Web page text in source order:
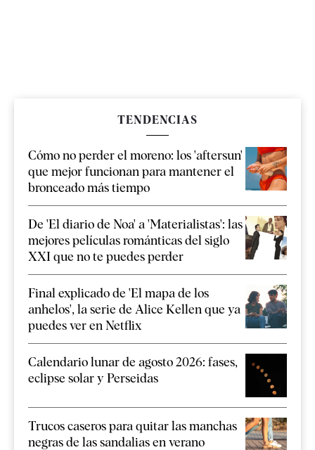
TENDENCIAS
Cómo no perder el moreno: los 'aftersun'
que mejor funcionan para mantener el
bronceado más tiempo
De 'El diario de Noa' a 'Materialistas': las
mejores películas románticas del siglo
XXI que no te puedes perder
Final explicado de 'El mapa de los
anhelos', la serie de Alice Kellen que ya
puedes ver en Netflix
Calendario lunar de agosto 2026: fases,
eclipse solar y Perseidas
Trucos caseros para quitar las manchas
negras de las sandalias en verano